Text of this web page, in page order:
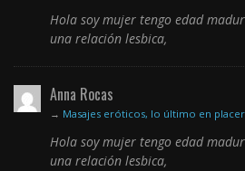
Hola soy mujer tengo edad
una relación lesbica,
Anna Rocas
→ Masajes eróticos, lo último en placer
Hola soy mujer tengo edad
una relación lesbica,